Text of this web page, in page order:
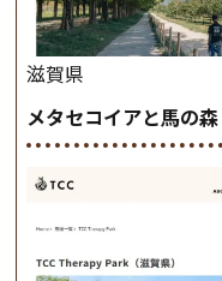
滋賀県
メタセコイアと馬の森